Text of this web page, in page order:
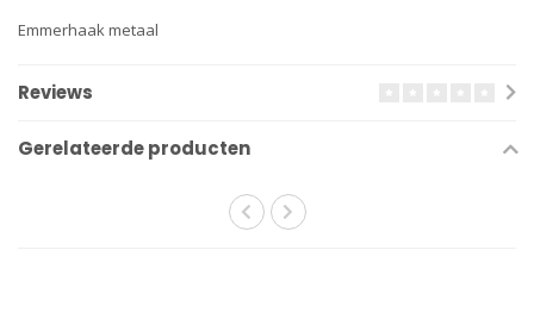
Emmerhaak metaal
Reviews
Gerelateerde producten